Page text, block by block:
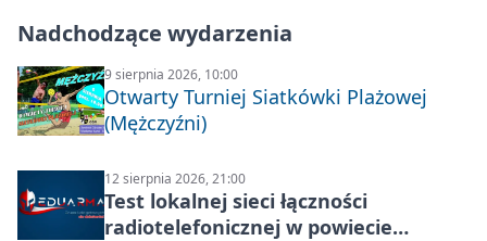
Nadchodzące wydarzenia
9 sierpnia 2026, 10:00
Otwarty Turniej Siatkówki Plażowej
(Mężczyźni)
12 sierpnia 2026, 21:00
Test lokalnej sieci łączności
radiotelefonicznej w powiecie